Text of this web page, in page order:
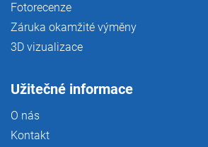
Fotorecenze
Záruka okamžité výměny
3D vizualizace
Užitečné informace
O nás
Kontakt